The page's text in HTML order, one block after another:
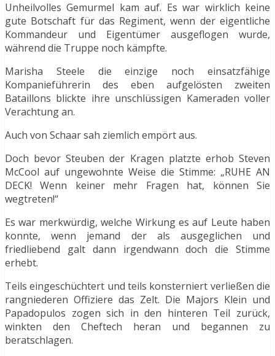
Unheilvolles Gemurmel kam auf. Es war wirklich keine
gute Botschaft für das Regiment, wenn der eigentliche
Kommandeur und Eigentümer ausgeflogen wurde,
während die Truppe noch kämpfte.
Marisha Steele die einzige noch einsatzfähige
Kompanieführerin des eben aufgelösten zweiten
Bataillons blickte ihre unschlüssigen Kameraden voller
Verachtung an.
Auch von Schaar sah ziemlich empört aus.
Doch bevor Steuben der Kragen platzte erhob Steven
McCool auf ungewohnte Weise die Stimme: „RUHE AN
DECK! Wenn keiner mehr Fragen hat, können Sie
wegtreten!“
Es war merkwürdig, welche Wirkung es auf Leute haben
konnte, wenn jemand der als ausgeglichen und
friedliebend galt dann irgendwann doch die Stimme
erhebt.
Teils eingeschüchtert und teils konsterniert verließen die
rangniederen Offiziere das Zelt. Die Majors Klein und
Papadopulos zogen sich in den hinteren Teil zurück,
winkten den Cheftech heran und begannen zu
beratschlagen.